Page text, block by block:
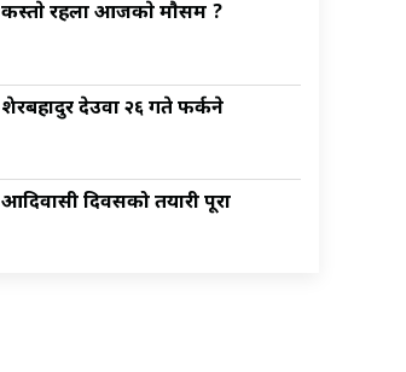
कस्ताे रहला आजकाे माैसम ?
शेरबहादुर देउवा २६ गते फर्कने
आदिवासी दिवसको तयारी पूरा